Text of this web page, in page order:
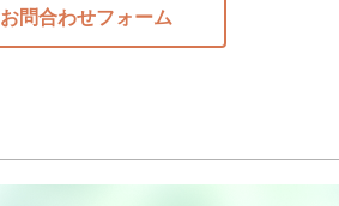
お問合わせフォーム